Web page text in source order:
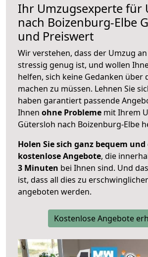
Ihr Umzugsexperte für
nach Boizenburg-Elbe
und Preiswert
Wir verstehen, dass der Umzug
stressig genug ist, und wollen
helfen, sich keine Gedanken über
machen zu müssen. Lehnen Sie
haben garantiert passende
Ihnen ohne Probleme mit Ihrem
Gütersloh nach Boizenburg-Elbe
Holen Sie sich ganz bequem
kostenlose Angebote, die
3 Minuten bei Ihnen sind. Und
ist, dass all dies zu
angeboten werden.
Kostenlose Angebote